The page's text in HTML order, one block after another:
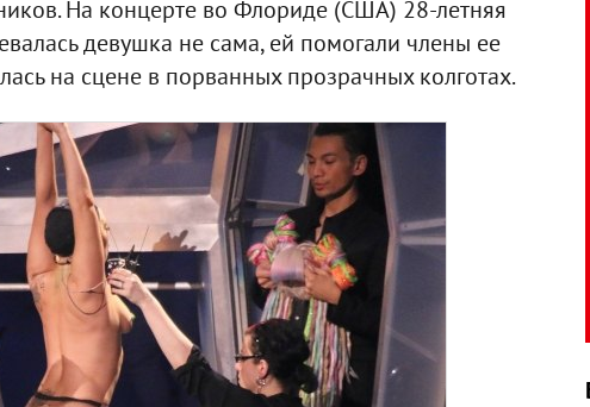
На концерте во Флориде (США) 28-летняя
девушка не сама, ей помогали члены ее
на сцене в порванных прозрачных колготах.